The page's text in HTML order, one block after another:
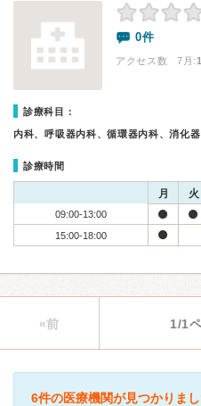
0件
アクセス数 7月:
診療科目：
内科、呼吸器内科、循環器内科、消化
診療時間
月 火
09:00-13:00
15:00-18:00
«前 1/1
6件の医療機関が見つかりま